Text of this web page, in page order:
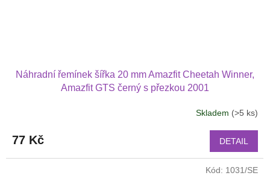
Náhradní řemínek šířka 20 mm Amazfit Cheetah Winner,
Amazfit GTS černý s přezkou 2001
Skladem (>5 ks)
77 Kč DETAIL
Kód: 1031/SE